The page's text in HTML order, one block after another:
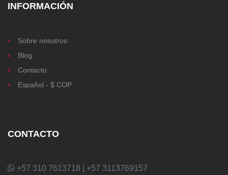
INFORMACIÓN
Sobre nosotros
Blog
Contacto
Español - $ COP
CONTACTO
+57 310 7613718 | +57 3113769157